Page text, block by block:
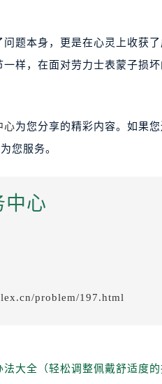
题本身，更是在心灵上收获
样，在面对劳力士表蒙子损
心为您分享的精彩内容。如果
您服务。
中心
problem/197.html
大全（轻松调整佩戴舒适度的